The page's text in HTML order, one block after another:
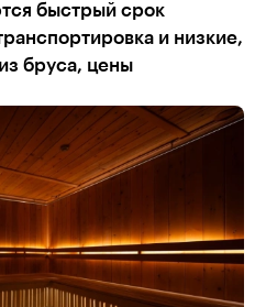
быстрый срок
и низкие,
бруса, цены